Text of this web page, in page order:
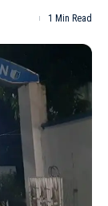
1 Min Read